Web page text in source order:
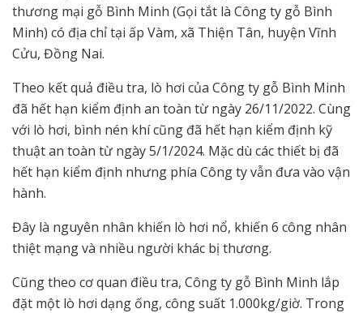
thương mại gỗ Bình Minh (Gọi tắt là Công ty gỗ Bình
Minh) có địa chỉ tại ấp Vàm, xã Thiện Tân, huyện Vĩnh
Cửu, Đồng Nai.
Theo kết quả điều tra, lò hơi của Công ty gỗ Bình Minh
đã hết hạn kiểm định an toàn từ ngày 26/11/2022. Cùng
với lò hơi, bình nén khí cũng đã hết hạn kiểm định kỹ
thuật an toàn từ ngày 5/1/2024. Mặc dù các thiết bị đã
hết hạn kiểm định nhưng phía Công ty vẫn đưa vào vận
hành.
Đây là nguyên nhân khiến lò hơi nổ, khiến 6 công nhân
thiệt mạng và nhiều người khác bị thương.
Cũng theo cơ quan điều tra, Công ty gỗ Bình Minh lắp
đặt một lò hơi dạng ống, công suất 1.000kg/giờ. Trong